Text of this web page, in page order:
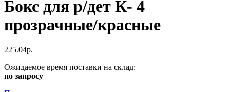
Бокс для р/дет К- 4
прозрачные/красные
225.04р.
Ожидаемое время поставки на склад:
по запросу